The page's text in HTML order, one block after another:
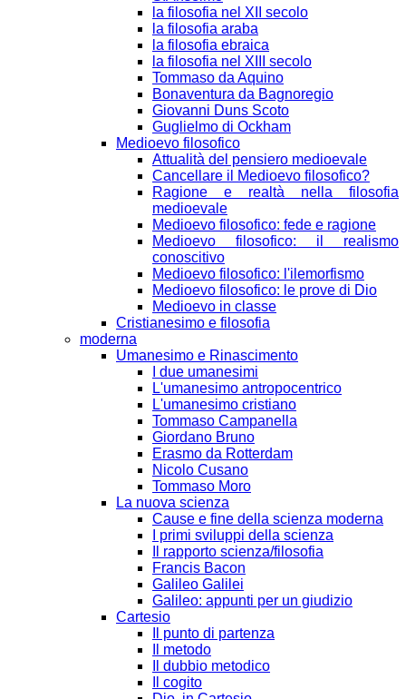
la filosofia nel XII secolo
la filosofia araba
la filosofia ebraica
la filosofia nel XIII secolo
Tommaso da Aquino
Bonaventura da Bagnoregio
Giovanni Duns Scoto
Guglielmo di Ockham
Medioevo filosofico
Attualità del pensiero medioevale
Cancellare il Medioevo filosofico?
Ragione e realtà nella filosofia
medioevale
Medioevo filosofico: fede e ragione
Medioevo filosofico: il realismo
conoscitivo
Medioevo filosofico: l'ilemorfismo
Medioevo filosofico: le prove di Dio
Medioevo in classe
Cristianesimo e filosofia
moderna
Umanesimo e Rinascimento
I due umanesimi
L'umanesimo antropocentrico
L'umanesimo cristiano
Tommaso Campanella
Giordano Bruno
Erasmo da Rotterdam
Nicolo Cusano
Tommaso Moro
La nuova scienza
Cause e fine della scienza moderna
I primi sviluppi della scienza
Il rapporto scienza/filosofia
Francis Bacon
Galileo Galilei
Galileo: appunti per un giudizio
Cartesio
Il punto di partenza
Il metodo
Il dubbio metodico
Il cogito